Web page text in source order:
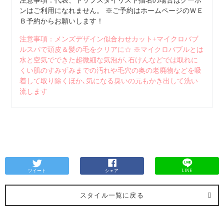
ンはご利用になれません。 ※ご予約はホームページのＷＥ
Ｂ予約からお願いします！
注意事項：メンズデザイン似合わせカット+マイクロバブ
ルスパで頭皮＆髪の毛をクリアに☆ ※マイクロバブルとは
水と空気でできた超微細な気泡が､石けんなどでは取れに
くい肌のすみずみまでの汚れや毛穴の奥の老廃物などを吸
着して取り除くほか､気になる臭いの元もかき出して洗い
流します
ツイート シェア LINE
スタイル一覧に戻る